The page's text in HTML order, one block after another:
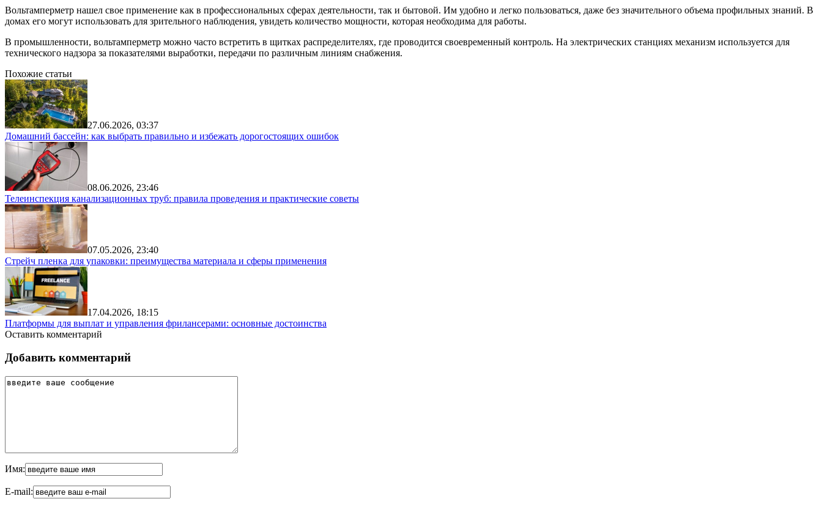
Вольтамперметр нашел свое применение как в профессиональных сферах деятельности, так и бытовой. Им удобно и легко пользоваться, даже без значительного объема профильных знаний. В
домах его могут использовать для зрительного наблюдения, увидеть количество мощности, которая необходима для работы.
В промышленности, вольтамперметр можно часто встретить в щитках распределителях, где проводится своевременный контроль. На электрических станциях механизм используется для
технического надзора за показателями выработки, передачи по различным линиям снабжения.
Похожие статьи
27.06.2026, 03:37
Домашний бассейн: как выбрать правильно и избежать дорогостоящих ошибок
08.06.2026, 23:46
Телеинспекция канализационных труб: правила проведения и практические советы
07.05.2026, 23:40
Стрейч пленка для упаковки: преимущества материала и сферы применения
17.04.2026, 18:15
Платформы для выплат и управления фрилансерами: основные достоинства
Оставить комментарий
Добавить комментарий
Имя:
E-mail: